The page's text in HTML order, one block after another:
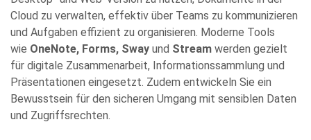
Cloud zu verwalten, effektiv über Teams zu kommunizieren
und Aufgaben effizient zu organisieren. Moderne Tools
wie OneNote, Forms, Sway und Stream werden gezielt
für digitale Zusammenarbeit, Informationssammlung und
Präsentationen eingesetzt. Zudem entwickeln Sie ein
Bewusstsein für den sicheren Umgang mit sensiblen Daten
und Zugriffsrechten.
Bitte
füllen
Sie